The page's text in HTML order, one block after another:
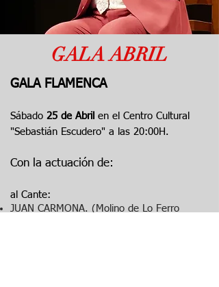
GALA ABRIL
GALA FLAMENCA
Sábado 25 de Abril en el Centro Cultural
"Sebastián Escudero" a las 20:00H.
Con la actuación de:
al Cante:
JUAN CARMONA. (Molino de Lo Ferro